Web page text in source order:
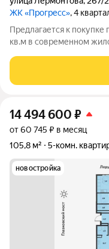
ЖК «Прогресс», 4
Предлагается к покупке
кв.м в современном
Планировка и площадь:
гостиная, идеально
14 494 600 ₽
от 60 745 ₽ в месяц
105,8 м²
5-комн.
новостройка